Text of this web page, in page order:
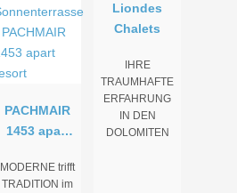
PACHMAIR
1453 apart
MODERNE trifft
TRADITION im
Liondes
Chalets
IHRE
TRAUMHAFTE
ERFAHRUNG
IN DEN
DOLOMITEN